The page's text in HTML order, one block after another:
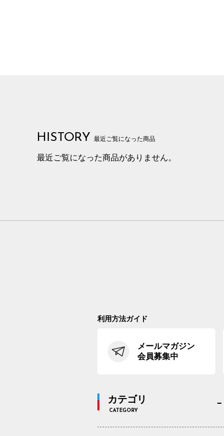
HISTORY 最近ご覧になった商品
最近ご覧になった商品がありません。
利用方法ガイド
メールマガジン
会員募集中
カテゴリ
CATEGORY